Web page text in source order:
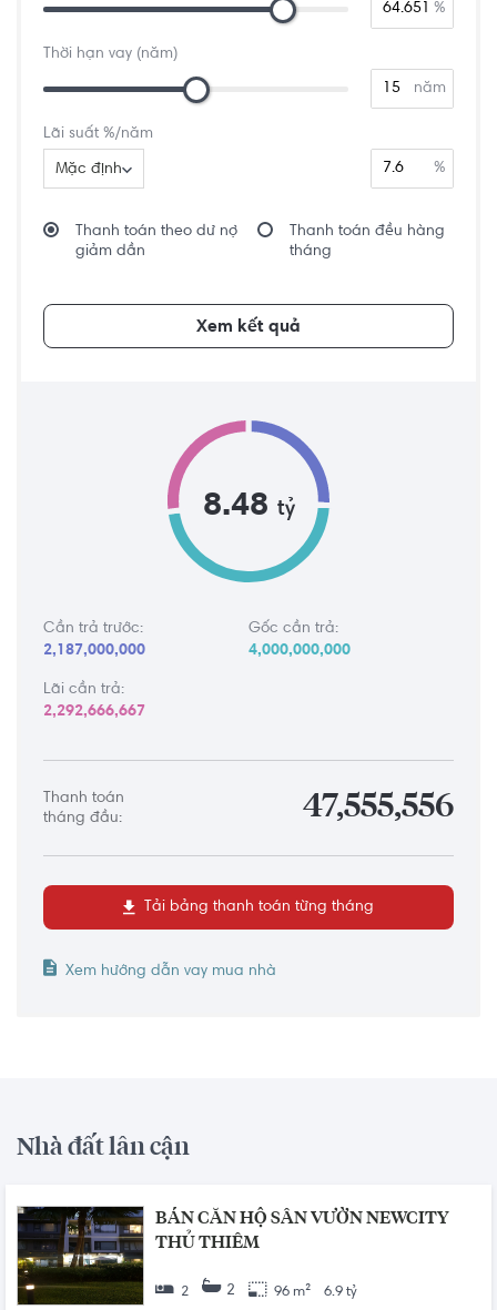
%
Thời hạn vay (năm)
năm
Lãi suất %/năm
Mặc định %
Thanh toán theo dư nợ
giảm dần
Thanh toán đều hàng
tháng
Xem kết quả
8.48 tỷ
Cần trả trước:
2,187,000,000
Gốc cần trả:
4,000,000,000
Lãi cần trả:
2,292,666,667
Thanh toán
tháng đầu:
47,555,556
Tải bảng thanh toán từng tháng
Xem hướng dẫn vay mua nhà
Nhà đất lân cận
BÁN CĂN HỘ SÂN VƯỜN NEWCITY
THỦ THIÊM
2 2 96 m² 6.9 tỷ